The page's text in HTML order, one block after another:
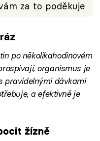
za to poděkuje
po několikahodinovém
organismus je
pravidelnými dávkami
a efektivně je
žízně